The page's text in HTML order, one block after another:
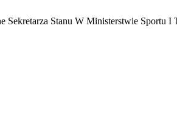
Sekretarza Stanu W Ministerstwie Sportu